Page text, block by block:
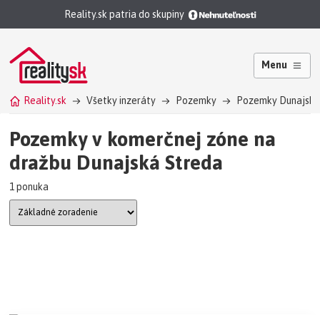
Reality.sk patria do skupiny
Menu
Reality.sk Všetky inzeráty Pozemky Pozemky
Pozemky v komerčnej zóne na
dražbu Dunajská Streda
1 ponuka